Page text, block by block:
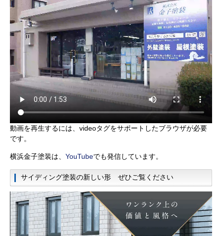
動画を再生するには、videoタグをサポートしたブラウザが必要
です。
横浜金子塗装は、 YouTubeでも発信しています。
サイディング塗装の新しい形 ぜひご覧ください